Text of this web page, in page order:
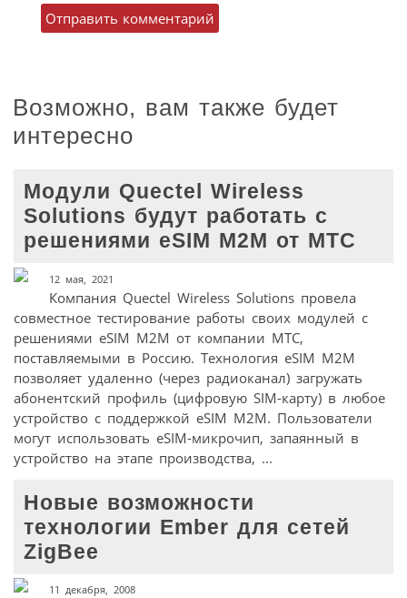
Возможно, вам также будет
интересно
Модули Quectel Wireless
Solutions будут работать с
решениями eSIM M2M от МТС
12 мая, 2021
Компания Quectel Wireless Solutions провела
совместное тестирование работы своих модулей с
решениями eSIM М2М от компании МТС,
поставляемыми в Россию. Технология eSIM M2M
позволяет удаленно (через радиоканал) загружать
абонентский профиль (цифровую SIM-карту) в любое
устройство с поддержкой eSIM M2M. Пользователи
могут использовать eSIM-микрочип, запаянный в
устройство на этапе производства, ...
Новые возможности
технологии Ember для сетей
ZigBee
11 декабря, 2008